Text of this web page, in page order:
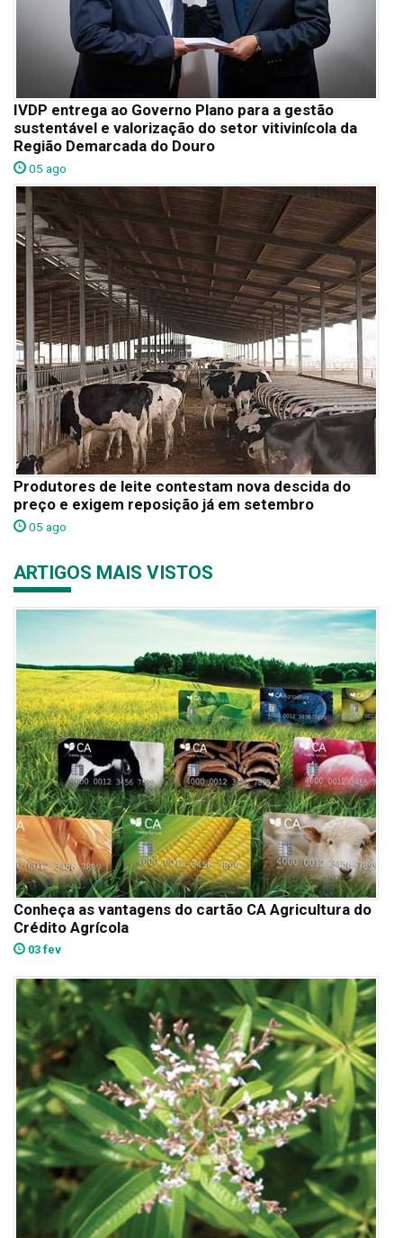
IVDP entrega ao Governo Plano para a gestão
sustentável e valorização do setor vitivinícola da
Região Demarcada do Douro
05 ago
Produtores de leite contestam nova descida do
preço e exigem reposição já em setembro
05 ago
ARTIGOS MAIS VISTOS
Conheça as vantagens do cartão CA Agricultura do
Crédito Agrícola
03 fev